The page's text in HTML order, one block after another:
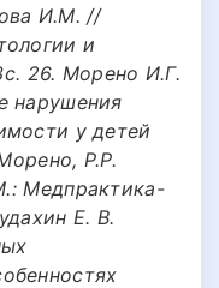
И.М. //
и
26. Морено И.Г.
нарушения
у детей
Р.Р.
Медпрактика-
Е. В.